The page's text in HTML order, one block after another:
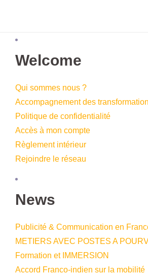
Welcome
Qui sommes nous ?
Accompagnement des
Politique de confidentialité
Accès à mon compte
Règlement intérieur
Rejoindre le réseau
News
Publicité & Communication en
METIERS AVEC POSTES A
Formation et IMMERSION
Accord Franco-indien sur la mobilité